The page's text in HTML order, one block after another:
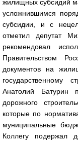
усложнившимся
субсидии, и с
отметил депутат
рекомендовал
Правительством
документов на
государственному
Анатолий Батурин
дорожного
которые по
муниципальные
Коллегу подержал